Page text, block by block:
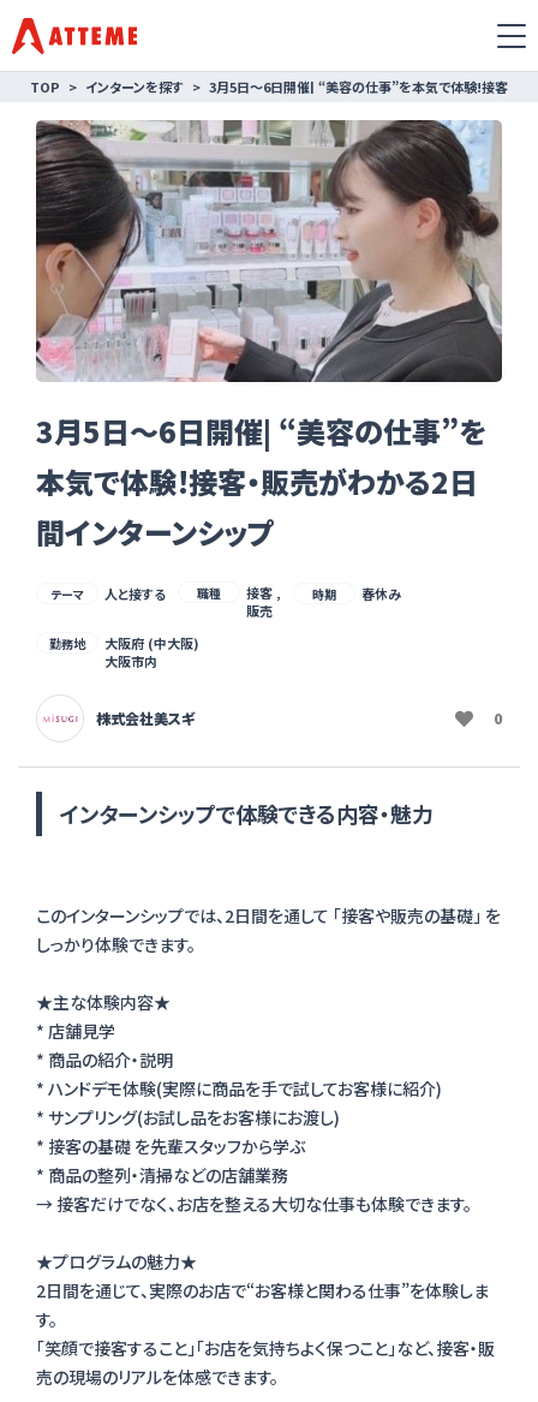
TOP インターンを探す 3月5日〜6日開催| “美容の仕事”を本気で体験!接客・販
3月5日〜6日開催| “美容の仕事”を
本気で体験!接客・販売がわかる2日
間インターンシップ
テーマ 人と接する 職種
接客 ,
販売
時期 春休み
勤務地
大阪府 (中大阪)
大阪市内
株式会社美スギ 0
インターンシップで体験できる内容・魅力
このインターンシップでは、2日間を通して 「接客や販売の基礎」 を
しっかり体験できます。
★主な体験内容★
* 店舗見学
* 商品の紹介・説明
* ハンドデモ体験(実際に商品を手で試してお客様に紹介)
* サンプリング(お試し品をお客様にお渡し)
* 接客の基礎 を先輩スタッフから学ぶ
* 商品の整列・清掃などの店舗業務
→ 接客だけでなく、お店を整える大切な仕事も体験できます。
★プログラムの魅力★
2日間を通じて、実際のお店で“お客様と関わる仕事”を体験しま
す。
「笑顔で接客すること」「お店を気持ちよく保つこと」など、接客・販
売の現場のリアルを体感できます。